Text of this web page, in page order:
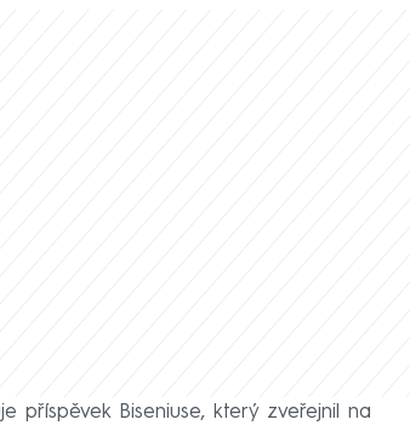
příspěvek Biseniuse, který zveřejnil na